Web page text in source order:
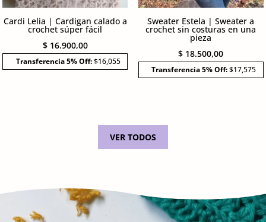
Cardi Lelia | Cardigan calado a
crochet súper fácil
$16.900,00
Transferencia 5% Off:$16,055
Sweater Estela | Sweater a
crochet sin costuras en una
pieza
$ 18.500,00
Transferencia 5% Off:$17,575
VER TODOS